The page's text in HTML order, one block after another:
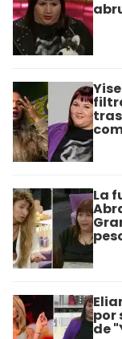
La
por
de